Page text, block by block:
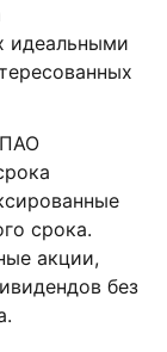
идеальными
ПАО
срока.
акции,
без